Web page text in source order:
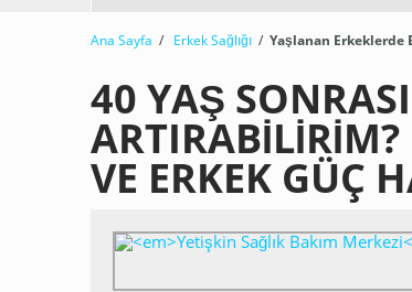
Ana Sayfa / Erkek Sağlığı / Yaşlanan Erkeklerde
40 YAŞ
VE ERKEK GÜÇ